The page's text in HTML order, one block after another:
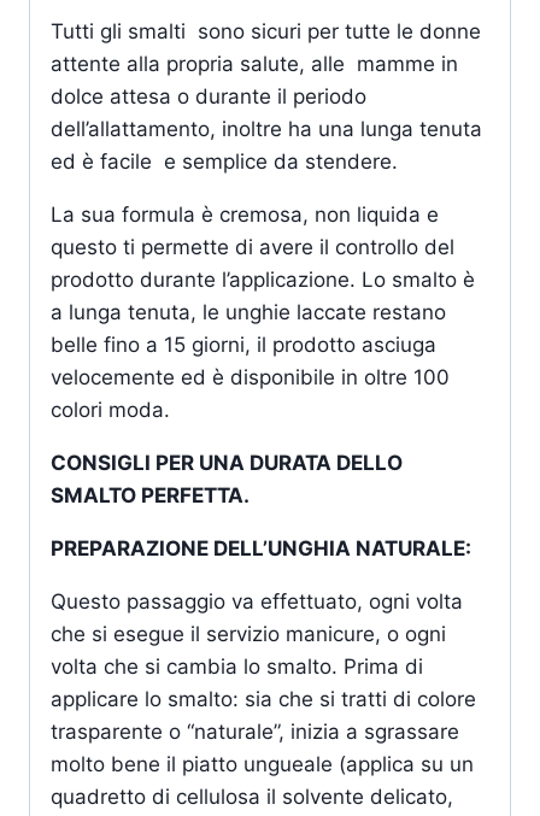
Tutti gli smalti sono sicuri per tutte le donne
attente alla propria salute, alle mamme in
dolce attesa o durante il periodo
dell’allattamento, inoltre ha una lunga tenuta
ed è facile e semplice da stendere.
La sua formula è cremosa, non liquida e
questo ti permette di avere il controllo del
prodotto durante l’applicazione. Lo smalto è
a lunga tenuta, le unghie laccate restano
belle fino a 15 giorni, il prodotto asciuga
velocemente ed è disponibile in oltre 100
colori moda.
CONSIGLI PER UNA DURATA DELLO
SMALTO PERFETTA.
PREPARAZIONE DELL’UNGHIA NATURALE:
Questo passaggio va effettuato, ogni volta
che si esegue il servizio manicure, o ogni
volta che si cambia lo smalto. Prima di
applicare lo smalto: sia che si tratti di colore
trasparente o “naturale”, inizia a sgrassare
molto bene il piatto ungueale (applica su un
quadretto di cellulosa il solvente delicato,